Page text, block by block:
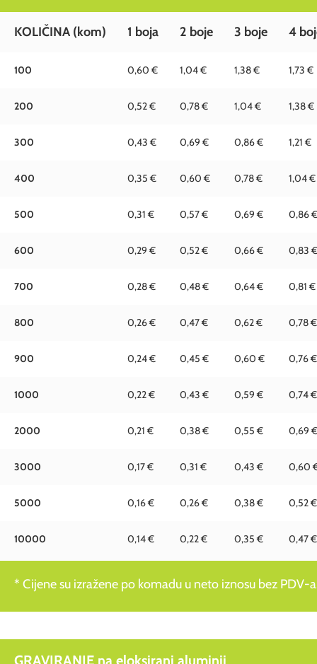
KOLIČINA (kom) 1 boja 2 boje 3 boje 4
100 0,60 € 1,04 € 1,38 € 1,73 €
200 0,52 € 0,78 € 1,04 € 1,38 €
300 0,43 € 0,69 € 0,86 € 1,21 €
400 0,35 € 0,60 € 0,78 € 1,04 €
500 0,31 € 0,57 € 0,69 € 0,86 €
600 0,29 € 0,52 € 0,66 € 0,83 €
700 0,28 € 0,48 € 0,64 € 0,81 €
800 0,26 € 0,47 € 0,62 € 0,78 €
900 0,24 € 0,45 € 0,60 € 0,76 €
1000 0,22 € 0,43 € 0,59 € 0,74 €
2000 0,21 € 0,38 € 0,55 € 0,69 €
3000 0,17 € 0,31 € 0,43 € 0,60
5000 0,16 € 0,26 € 0,38 € 0,52 €
10000 0,14 € 0,22 € 0,35 € 0,47 €
* Cijene su izražene po komadu u neto iznosu bez PDV-
GRAVIRANJE na eloksirani aluminij